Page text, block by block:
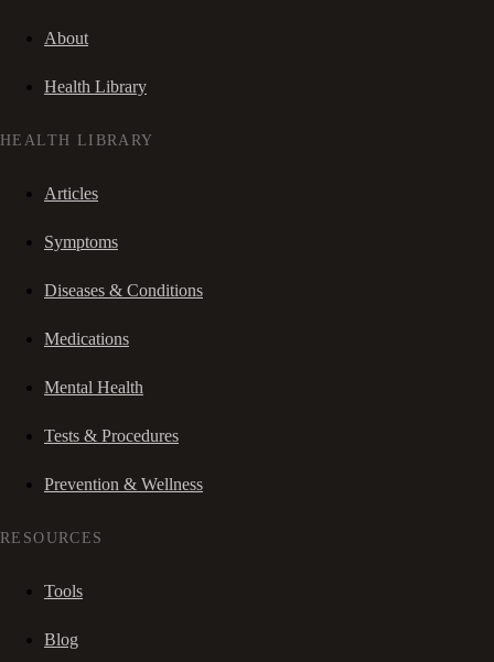
About
Health Library
HEALTH LIBRARY
Articles
Symptoms
Diseases & Conditions
Medications
Mental Health
Tests & Procedures
Prevention & Wellness
RESOURCES
Tools
Blog